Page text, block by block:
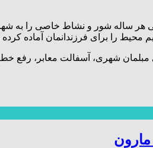
ساله شور و نشاط خاصی را به
را برای فرزندانمان آماده کرده و
شهری، آسفالت معابر، رفع